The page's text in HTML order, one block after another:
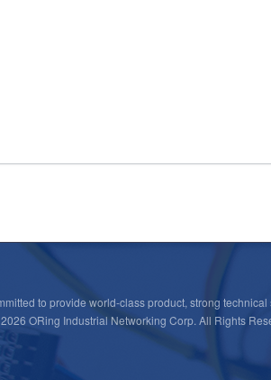
to provide world-class product, strong
ORing Industrial Networking Corp. All Rights